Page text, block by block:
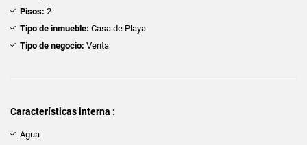
Pisos: 2
Tipo de inmueble: Casa de Playa
Tipo de negocio: Venta
Características interna :
Agua